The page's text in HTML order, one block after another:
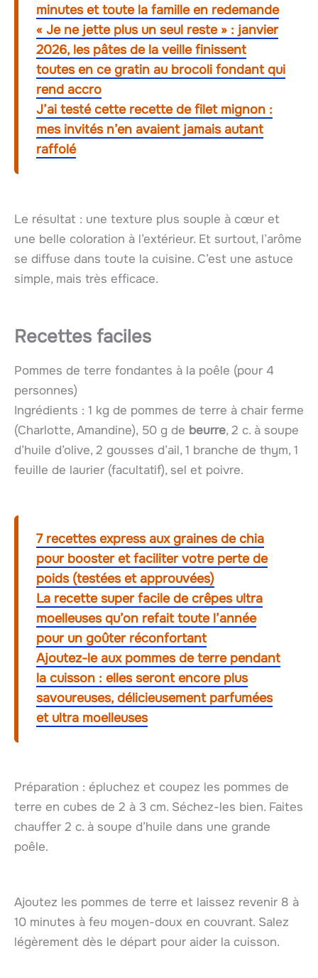
minutes et toute la famille en redemande
« Je ne jette plus un seul reste » : janvier
2026, les pâtes de la veille finissent
toutes en ce gratin au brocoli fondant qui
rend accro
J’ai testé cette recette de filet mignon :
mes invités n’en avaient jamais autant
raffolé
Le résultat : une texture plus souple à cœur et
une belle coloration à l’extérieur. Et surtout, l’arôme
se diffuse dans toute la cuisine. C’est une astuce
simple, mais très efficace.
Recettes faciles
Pommes de terre fondantes à la poêle (pour 4
personnes)
Ingrédients : 1 kg de pommes de terre à chair ferme
(Charlotte, Amandine), 50 g de beurre, 2 c. à soupe
d’huile d’olive, 2 gousses d’ail, 1 branche de thym, 1
feuille de laurier (facultatif), sel et poivre.
7 recettes express aux graines de chia
pour booster et faciliter votre perte de
poids (testées et approuvées)
La recette super facile de crêpes ultra
moelleuses qu’on refait toute l’année
pour un goûter réconfortant
Ajoutez-le aux pommes de terre pendant
la cuisson : elles seront encore plus
savoureuses, délicieusement parfumées
et ultra moelleuses
Préparation : épluchez et coupez les pommes de
terre en cubes de 2 à 3 cm. Séchez-les bien. Faites
chauffer 2 c. à soupe d’huile dans une grande
poêle.
Ajoutez les pommes de terre et laissez revenir 8 à
10 minutes à feu moyen-doux en couvrant. Salez
légèrement dès le départ pour aider la cuisson.